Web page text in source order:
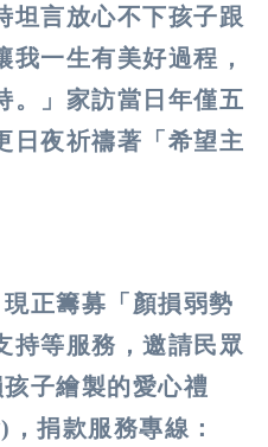
坦言放心不下孩子跟
一生有美好過程，
。」家訪當日年僅五
日夜祈禱著「希望主
正籌募「顏損弱勢
持等服務，邀請民眾
子繪製的愛心禮
捐款服務專線：